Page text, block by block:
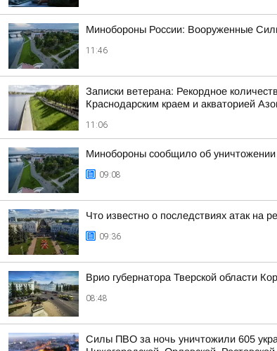
Минобороны России: Вооруженные
11:46
Записки ветерана: Рекордное
Краснодарским краем и акваторией
11:06
Минобороны сообщило об уничтожении
09:08
Что известно о последствиях атак на
09:36
Врио губернатора Тверской области
08:48
Силы ПВО за ночь уничтожили 605